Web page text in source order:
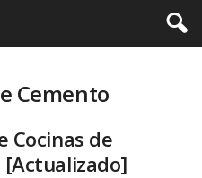
Cemento
Cocinas de